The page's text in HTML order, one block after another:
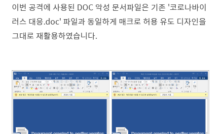
이번 공격에 사용된 DOC 악성 문서파일은 기존 '코로나바이
러스 대응.doc' 파일과 동일하게 매크로 허용 유도 디자인을
그대로 재활용하였습니다.